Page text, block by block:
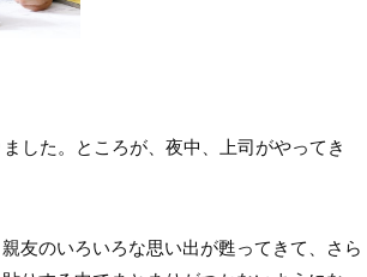
した。ところが、夜中、上司がやってき
友のいろいろな思い出が甦ってきて、さら